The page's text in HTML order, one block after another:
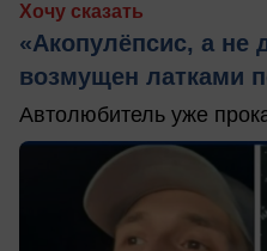
Хочу сказать
«Акопулёпсис, а не
возмущен латками
Автолюбитель уже